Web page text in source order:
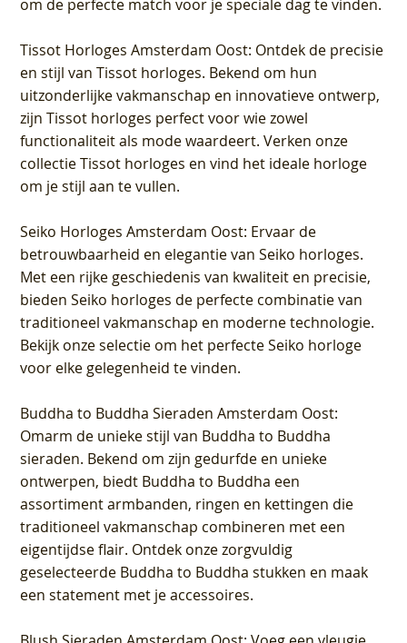
om de perfecte match voor je speciale dag te vinden.
Tissot Horloges Amsterdam Oost: Ontdek de precisie
en stijl van Tissot horloges. Bekend om hun
uitzonderlijke vakmanschap en innovatieve ontwerp,
zijn Tissot horloges perfect voor wie zowel
functionaliteit als mode waardeert. Verken onze
collectie Tissot horloges en vind het ideale horloge
om je stijl aan te vullen.
Seiko Horloges Amsterdam Oost: Ervaar de
betrouwbaarheid en elegantie van Seiko horloges.
Met een rijke geschiedenis van kwaliteit en precisie,
bieden Seiko horloges de perfecte combinatie van
traditioneel vakmanschap en moderne technologie.
Bekijk onze selectie om het perfecte Seiko horloge
voor elke gelegenheid te vinden.
Buddha to Buddha Sieraden Amsterdam Oost:
Omarm de unieke stijl van Buddha to Buddha
sieraden. Bekend om zijn gedurfde en unieke
ontwerpen, biedt Buddha to Buddha een
assortiment armbanden, ringen en kettingen die
traditioneel vakmanschap combineren met een
eigentijdse flair. Ontdek onze zorgvuldig
geselecteerde Buddha to Buddha stukken en maak
een statement met je accessoires.